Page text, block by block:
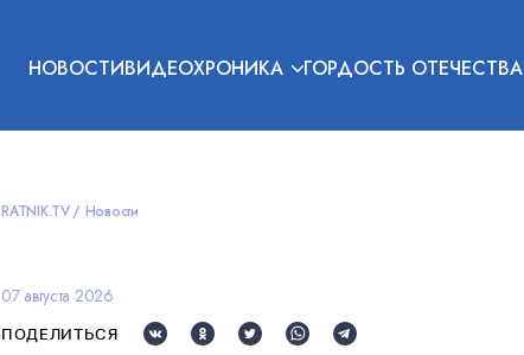
НОВОСТИВИДЕОХРОНИКА ГОРДОСТЬ ОТЕЧЕСТВА
RATNIK.TV Новости
07 августа 2026
ПОДЕЛИТЬСЯ